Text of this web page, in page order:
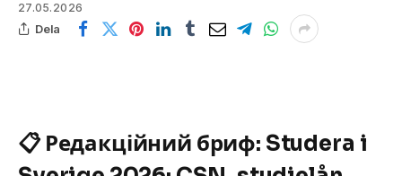
27.05.2026
Dela
📋 Редакційний бриф: Studera i